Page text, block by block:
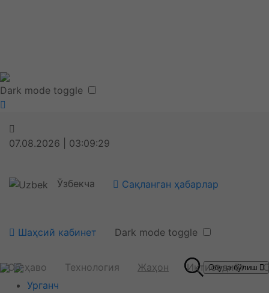
Dark mode toggle
07.08.2026 | 03:09:30
Ўзбекча Сақланган ҳабарлар
Шаҳсий кабинет Dark mode toggle
Об-ҳаво Технология Жаҳон Иқтисодиёт
Обуна бўлиш
Урганч